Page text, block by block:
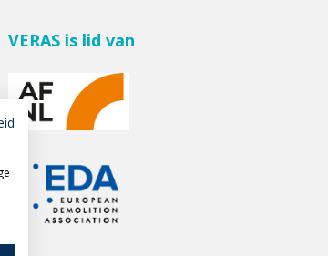
VERAS is lid van